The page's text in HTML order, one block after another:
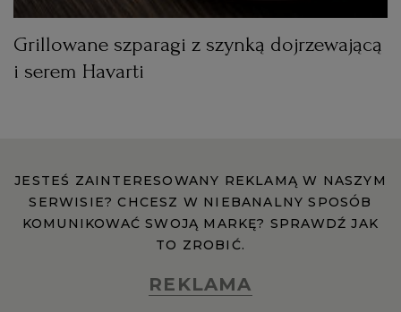
Grillowane szparagi z szynką dojrzewającą
i serem Havarti
JESTEŚ ZAINTERESOWANY REKLAMĄ W NASZYM
SERWISIE? CHCESZ W NIEBANALNY SPOSÓB
KOMUNIKOWAĆ SWOJĄ MARKĘ? SPRAWDŹ JAK
TO ZROBIĆ.
REKLAMA